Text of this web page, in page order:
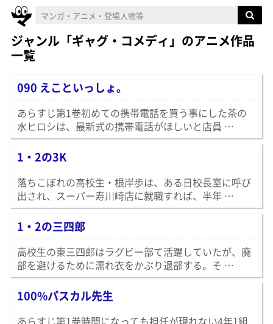
ジャンル「ギャグ・コメディ」のアニメ作品
一覧
090 えこといっしょ。
あらすじ第1巻初めての携帯電話を買う事にした茶の
水ヒロシは、最新式の携帯電話がほしいと店員 …
1・2の3K
落ちこぼれの高校生・根岸歩は、ある日校長室に呼び
出され、スーパー寿川崎店に就職すれば、半年 …
1・2の三四郎
高校生の東三四郎はラグビー部て活躍していたが、廃
部を避けるために濡れ衣をかぶり退部する。そ …
100%パスカル先生
あらすじ第1巻時間になっても担任が現れない4年1組